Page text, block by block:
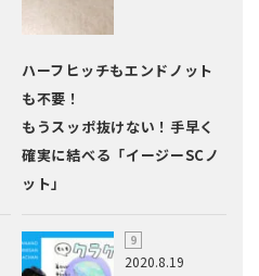
ハーフヒッチもエンドノット
も不要！
もうスッポ抜けない！手早く
確実に結べる「イージーSCノ
ット」
2020.8.19